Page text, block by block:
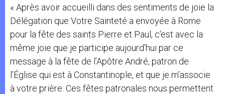
« Après avoir accueilli dans des sentiments de joie la
Délégation que Votre Sainteté a envoyée à Rome
pour la fête des saints Pierre et Paul, c’est avec la
même joie que je participe aujourd’hui par ce
message à la fête de l’Apôtre André, patron de
l’Église qui est à Constantinople, et que je m’associe
à votre prière. Ces fêtes patronales nous permettent